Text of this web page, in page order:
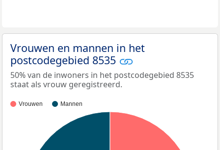
Vrouwen en mannen in het
postcodegebied 8535
50% van de inwoners in het postcodegebied 8535
staat als vrouw geregistreerd.
Vrouwen Mannen